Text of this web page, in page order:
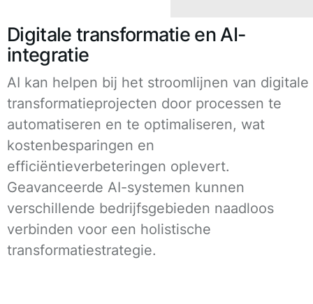
Digitale transformatie en AI-
integratie
AI kan helpen bij het stroomlijnen van digitale
transformatieprojecten door processen te
automatiseren en te optimaliseren, wat
kostenbesparingen en
efficiëntieverbeteringen oplevert.
Geavanceerde AI-systemen kunnen
verschillende bedrijfsgebieden naadloos
verbinden voor een holistische
transformatiestrategie.